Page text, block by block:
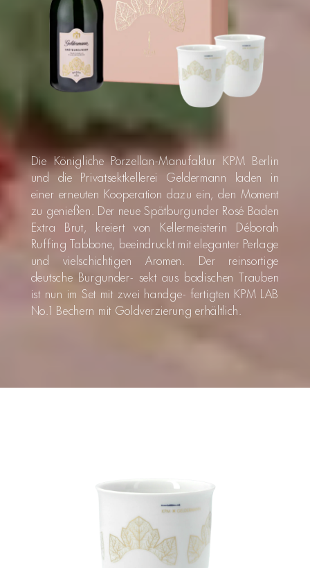
Die Königliche Porzellan-Manufaktur KPM Berlin
und die Privatsektkellerei Geldermann laden in
einer erneuten Kooperation dazu ein, den Moment
zu genießen. Der neue Spätburgunder Rosé Baden
Extra Brut, kreiert von Kellermeisterin Déborah
Ruffing Tabbone, beeindruckt mit eleganter Perlage
und vielschichtigen Aromen. Der reinsortige
deutsche Burgunder- sekt aus badischen Trauben
ist nun im Set mit zwei handge- fertigten KPM LAB
No.1 Bechern mit Goldverzierung erhältlich.